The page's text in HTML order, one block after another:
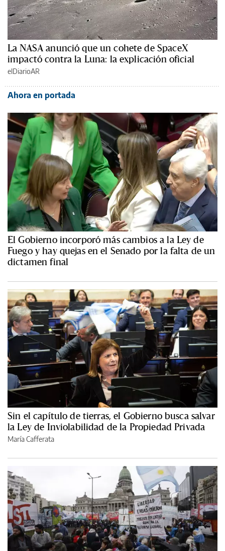
La NASA anunció que un cohete de SpaceX
impactó contra la Luna: la explicación oficial
elDiarioAR
Ahora en portada
El Gobierno incorporó más cambios a la Ley de
Fuego y hay quejas en el Senado por la falta de un
dictamen final
Sin el capítulo de tierras, el Gobierno busca salvar
la Ley de Inviolabilidad de la Propiedad Privada
María Cafferata